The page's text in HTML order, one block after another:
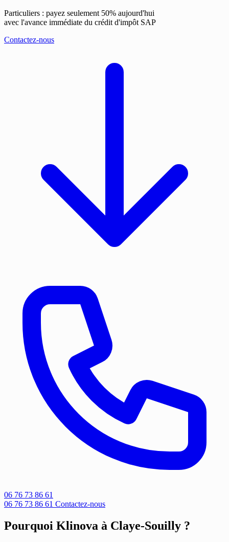
Particuliers : payez seulement 50% aujourd'hui
avec l'avance immédiate du crédit d'impôt SAP
Contactez-nous
06 76 73 86 61
06 76 73 86 61 Contactez-nous
Pourquoi Klinova à Claye-Souilly ?